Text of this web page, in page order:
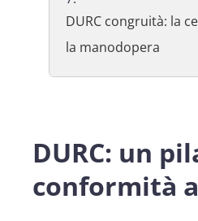
DURC congruità: la
la manodopera
DURC: un
conformità